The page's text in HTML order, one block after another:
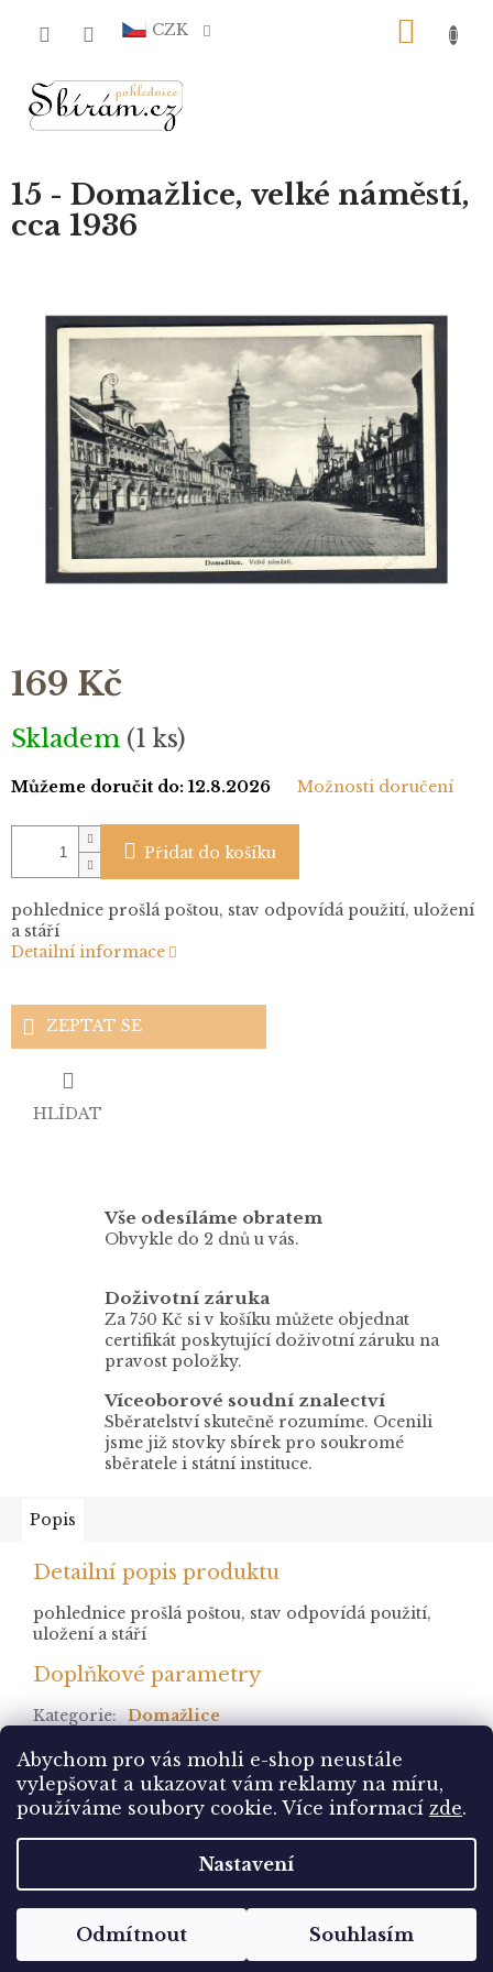
Abychom pro vás mohli e-shop neustále
vylepšovat a ukazovat vám reklamy na míru,
používáme soubory cookie. Více informací zde.
Nastavení
Odmítnout Souhlasím
CZK
15 - Domažlice, velké náměstí,
cca 1936
169 Kč
Měrná
cena:
Skladem (1 ks)
Můžeme doručit do: 12.8.2026 Možnosti doručení
Přidat do košíku
pohlednice prošlá poštou, stav odpovídá použití, uložení
a stáří
Detailní informace
ZEPTAT SE
HLÍDAT
Vše odesíláme obratem
Obvykle do 2 dnů u vás.
Doživotní záruka
Za 750 Kč si v košíku můžete objednat
certifikát poskytující doživotní záruku na
pravost položky.
Víceoborové soudní znalectví
Sběratelství skutečně rozumíme. Ocenili
jsme již stovky sbírek pro soukromé
sběratele i státní instituce.
Popis
Detailní popis produktu
pohlednice prošlá poštou, stav odpovídá použití,
uložení a stáří
Doplňkové parametry
Kategorie: Domažlice
Copyright 2026Pohlednice Sbírám.cz. Všechna
práva vyhrazena.
Upravit nastavení cookies